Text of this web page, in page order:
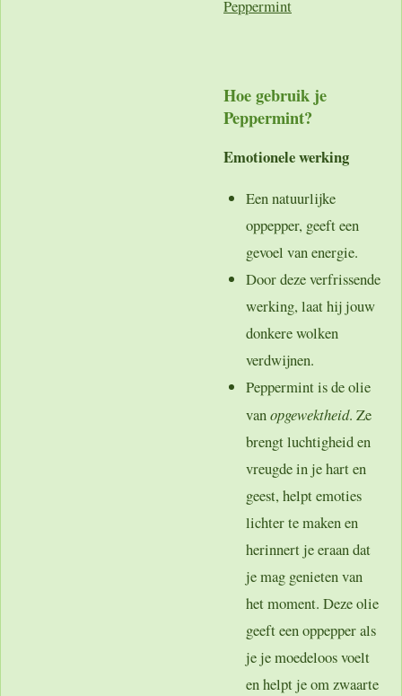
Peppermint
Hoe gebruik je
Peppermint?
Emotionele werking
Een natuurlijke
oppepper, geeft een
gevoel van energie.
Door deze verfrissende
werking, laat hij jouw
donkere wolken
verdwijnen.
Peppermint is de olie
vanopgewektheid. Ze
brengt luchtigheid en
vreugde in je hart en
geest, helpt emoties
lichter te maken en
herinnert je eraan dat
je mag genieten van
het moment. Deze olie
geeft een oppepper als
je je moedeloos voelt
en helpt je om zwaarte